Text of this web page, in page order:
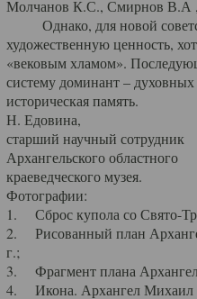
Молчанов К.С., Смирнов В.А
Однако, для новой
художественную ценность,
«вековым хламом».
систему доминант –
историческая память.
Н. Едовина,
старший научный сотрудник
Архангельского областного
краеведческого музея.
Фотографии:
1. Сброс купола со Свято-
2. Рисованный план
г.;
3. Фрагмент плана
4. Икона. Архангел Михаил